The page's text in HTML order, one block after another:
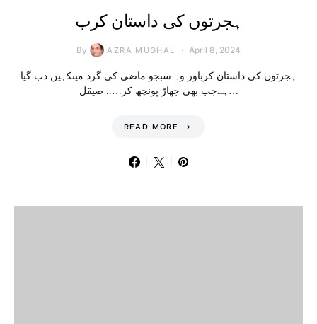
ہجرتوں کی داستان کرب
By AZRA MUGHAL April 8, 2024
ہجرتوں کی داستان کرباور وہ سبجو ماضی کی گرد میںکہیں دب گیا
READ MORE